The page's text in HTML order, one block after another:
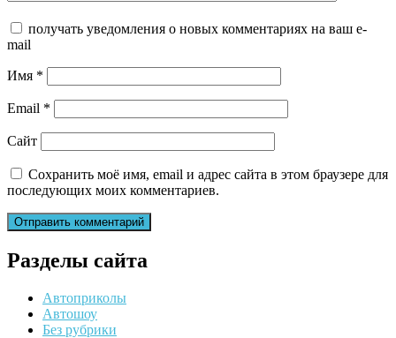
получать уведомления о новых комментариях на ваш e-
mail
Имя *
Email *
Сайт
Сохранить моё имя, email и адрес сайта в этом браузере для
последующих моих комментариев.
Разделы сайта
Автоприколы
Автошоу
Без рубрики